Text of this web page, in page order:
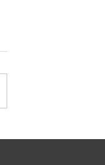
on-line: como